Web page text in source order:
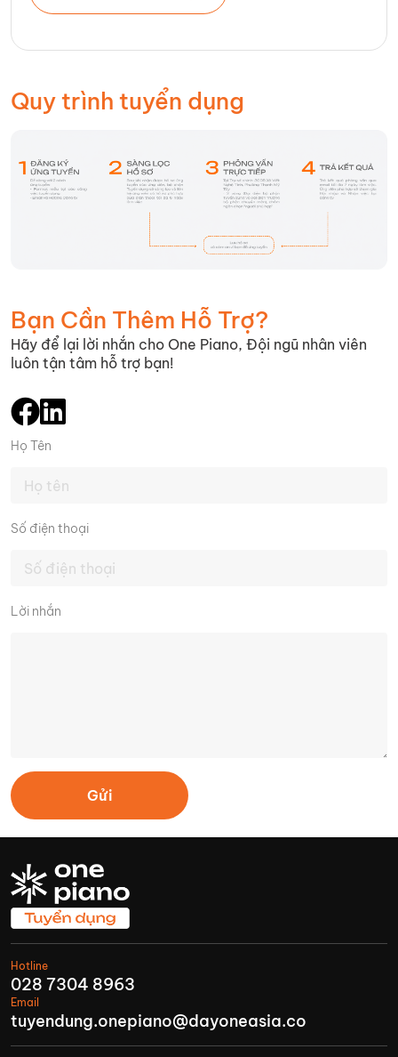
Quy trình tuyển dụng
Bạn Cần Thêm Hỗ Trợ?
Hãy để lại lời nhắn cho One Piano, Đội ngũ nhân viên
luôn tận tâm hỗ trợ bạn!
Họ Tên
Số điện thoại
Lời nhắn
Gửi
Hotline
028 7304 8963
Email
tuyendung.onepiano@dayoneasia.co